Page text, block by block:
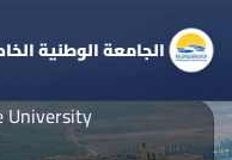
الجامعة الوطنية
University